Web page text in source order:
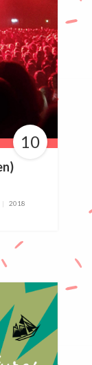
10
2018